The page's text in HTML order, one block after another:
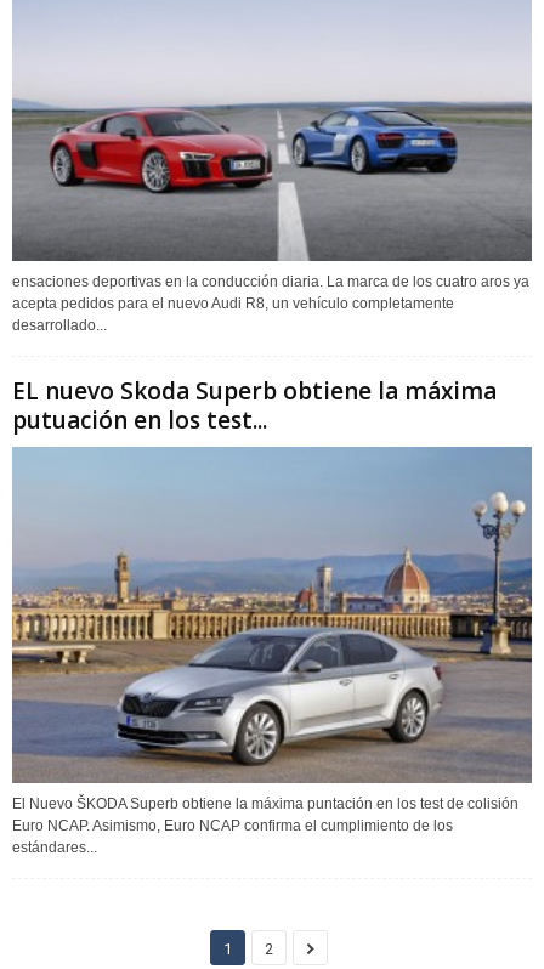
ensaciones deportivas en la conducción diaria. La marca de los cuatro aros ya
acepta pedidos para el nuevo Audi R8, un vehículo completamente
desarrollado...
EL nuevo Skoda Superb obtiene la máxima
putuación en los test...
El Nuevo ŠKODA Superb obtiene la máxima puntación en los test de colisión
Euro NCAP. Asimismo, Euro NCAP confirma el cumplimiento de los
estándares...
1 2